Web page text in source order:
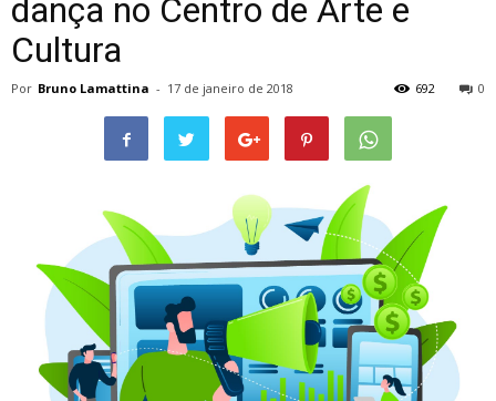
dança no Centro de Arte e
Cultura
Por Bruno Lamattina - 17 de janeiro de 2018 0
692